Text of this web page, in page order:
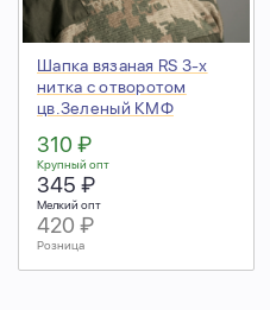
Шапка вязаная RS 3-х
нитка с отворотом
цв.Зеленый КМФ
310 ₽
Крупный опт
345 ₽
Мелкий опт
420 ₽
Розница